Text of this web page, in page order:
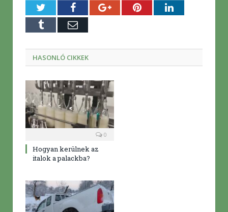
TwitterFacebookGoogle+PinterestLinkedIn
Tumblr E-
HASONLÓ CIKKEK
0
Hogyan kerülnek az
italok a palackba?